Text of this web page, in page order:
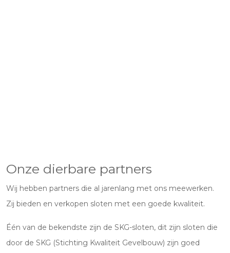
Onze dierbare partners
Wij hebben partners die al jarenlang met ons meewerken.
Zij bieden en verkopen sloten met een goede kwaliteit.
Één van de bekendste zijn de SKG-sloten, dit zijn sloten die
door de SKG (Stichting Kwaliteit Gevelbouw) zijn goed